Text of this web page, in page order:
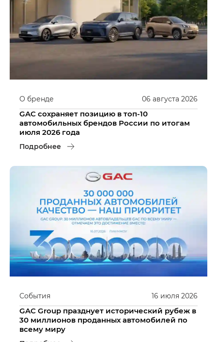
06 августа 2026
О бренде
GAC сохраняет позицию в топ-10
автомобильных брендов России по итогам
июля 2026 года
Подробнее
16 июля 2026
События
GAC Group празднует исторический рубеж в
30 миллионов проданных автомобилей по
всему миру